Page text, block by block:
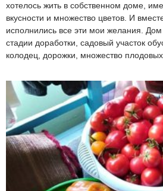
хотелось жить в собственном доме,
вкусности и множество цветов. И
исполнились все эти мои желания.
стадии доработки, садовый участок
колодец, дорожки, множество